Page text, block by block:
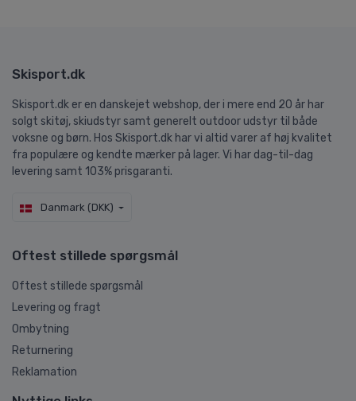
Skisport.dk
Skisport.dk er en danskejet webshop, der i mere end 20 år har
solgt skitøj, skiudstyr samt generelt outdoor udstyr til både
voksne og børn. Hos Skisport.dk har vi altid varer af høj kvalitet
fra populære og kendte mærker på lager. Vi har dag-til-dag
levering samt 103% prisgaranti.
Danmark (DKK)
Oftest stillede spørgsmål
Oftest stillede spørgsmål
Levering og fragt
Ombytning
Returnering
Reklamation